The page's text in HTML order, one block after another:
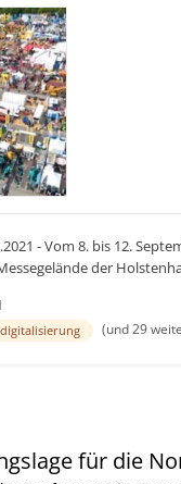
- Vom 8. bis 12.
der
und alle
Baumaschinen, Baugerä...
digitalisierung (und 29
für die